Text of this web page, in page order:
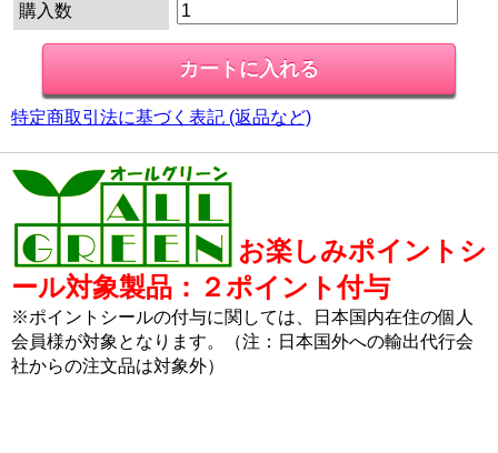
購入数
特定商取引法に基づく表記 (返品など)
お楽しみポイントシ
ール対象製品：２ポイント付与
※ポイントシールの付与に関しては、日本国内在住の個人
会員様が対象となります。（注：日本国外への輸出代行会
社からの注文品は対象外）